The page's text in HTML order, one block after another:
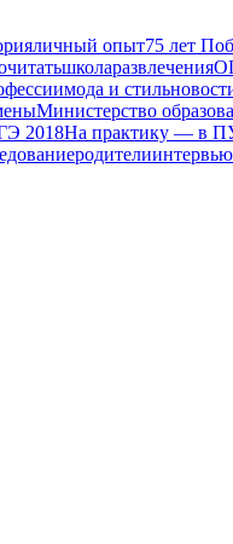
личный опыт75 лет
школаразвлечения
мода и стиль
Министерство
2018На практику — в
родителиинтервью